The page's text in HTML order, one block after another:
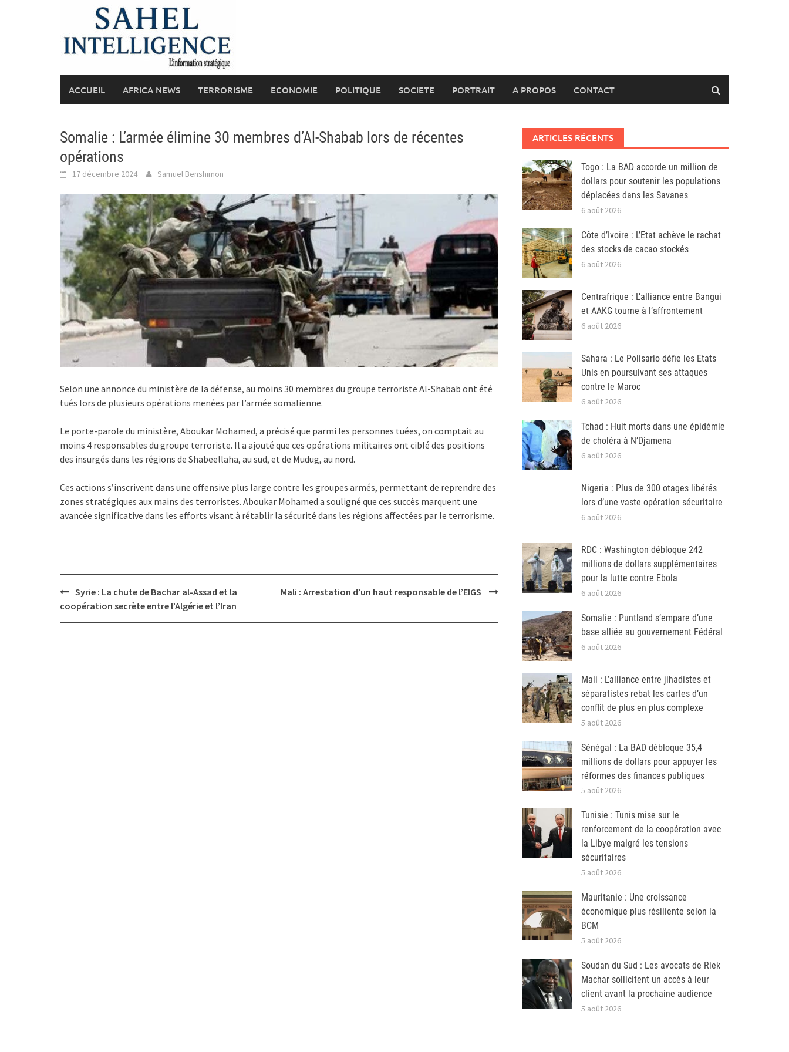
ACCUEIL AFRICA NEWS TERRORISME ECONOMIE POLITIQUE SOCIETE PORTRAIT A PROPOS CONTACT
Somalie : L’armée élimine 30 membres d’Al-Shabab lors de récentes
opérations
17 décembre 2024 Samuel Benshimon
Selon une annonce du ministère de la défense, au moins 30 membres du groupe terroriste Al-Shabab ont été
tués lors de plusieurs opérations menées par l’armée somalienne.
Le porte-parole du ministère, Aboukar Mohamed, a précisé que parmi les personnes tuées, on comptait au
moins 4 responsables du groupe terroriste. Il a ajouté que ces opérations militaires ont ciblé des positions
des insurgés dans les régions de Shabeellaha, au sud, et de Mudug, au nord.
Ces actions s’inscrivent dans une offensive plus large contre les groupes armés, permettant de reprendre des
zones stratégiques aux mains des terroristes. Aboukar Mohamed a souligné que ces succès marquent une
avancée significative dans les efforts visant à rétablir la sécurité dans les régions affectées par le terrorisme.
Post
navigation
Syrie : La chute de Bachar al-Assad et la
coopération secrète entre l’Algérie et l’Iran
Mali : Arrestation d’un haut responsable de l’EIGS
ARTICLES RÉCENTS
Togo : La BAD accorde un million de
dollars pour soutenir les populations
déplacées dans les Savanes
6 août 2026
Côte d’Ivoire : L’Etat achève le rachat
des stocks de cacao stockés
6 août 2026
Centrafrique : L’alliance entre Bangui
et AAKG tourne à l’affrontement
6 août 2026
Sahara : Le Polisario défie les Etats
Unis en poursuivant ses attaques
contre le Maroc
6 août 2026
Tchad : Huit morts dans une épidémie
de choléra à N’Djamena
6 août 2026
Nigeria : Plus de 300 otages libérés
lors d’une vaste opération sécuritaire
6 août 2026
RDC : Washington débloque 242
millions de dollars supplémentaires
pour la lutte contre Ebola
6 août 2026
Somalie : Puntland s’empare d’une
base alliée au gouvernement Fédéral
6 août 2026
Mali : L’alliance entre jihadistes et
séparatistes rebat les cartes d’un
conflit de plus en plus complexe
5 août 2026
Sénégal : La BAD débloque 35,4
millions de dollars pour appuyer les
réformes des finances publiques
5 août 2026
Tunisie : Tunis mise sur le
renforcement de la coopération avec
la Libye malgré les tensions
sécuritaires
5 août 2026
Mauritanie : Une croissance
économique plus résiliente selon la
BCM
5 août 2026
Soudan du Sud : Les avocats de Riek
Machar sollicitent un accès à leur
client avant la prochaine audience
5 août 2026